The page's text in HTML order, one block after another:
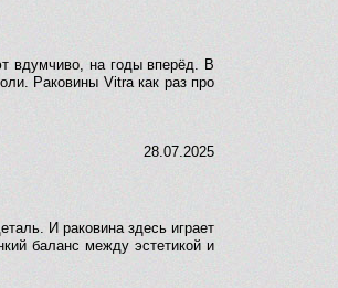
вдумчиво, на годы вперёд. В
Раковины Vitra как раз про
28.07.2025
И раковина здесь играет
баланс между эстетикой и